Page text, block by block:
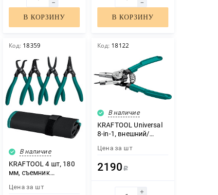
В КОРЗИНУ В КОРЗИНУ
Код: 18359
В наличие
KRAFTOOL 4 шт, 180
мм, съемник
(22812-H4)
Цена за шт
Код: 18122
В наличие
KRAFTOOL Universal
8-in-1, внешний/
стопорных колец
Цена за шт
2190 Р